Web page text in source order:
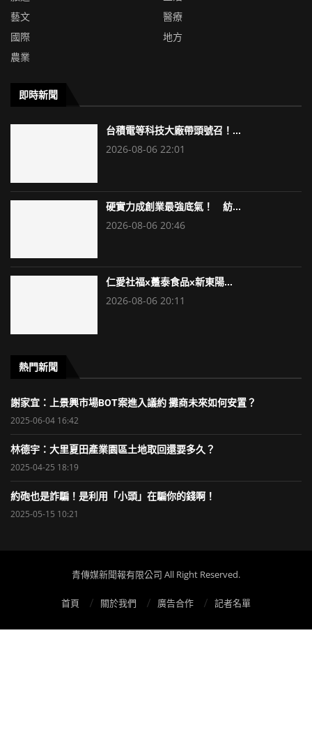
藝文
醫療
國際
地方
農業
即時新聞
台積電等科技大廠帶頭號召！...
2026-08-06 22:01
硬實力成創業最強底氣！ 紡...
2026-08-06 20:46
仁愛社福x躉泰食品x新東陽...
2026-08-06 20:11
熱門新聞
謝家宜：上景興市場BOT案進入議約 攤商未來如何安置？
2025-06-04 16:42
林德宇：大里夏田產業園區土地取回還要多久？
2025-04-25 18:19
約砲也是詐騙！是利用「小頭」在騙你的錢啊！
2025-05-15 10:21
青傳媒新聞報有限公司 All Right Reserved.
首頁 關於我們 廣告合作 記者名單